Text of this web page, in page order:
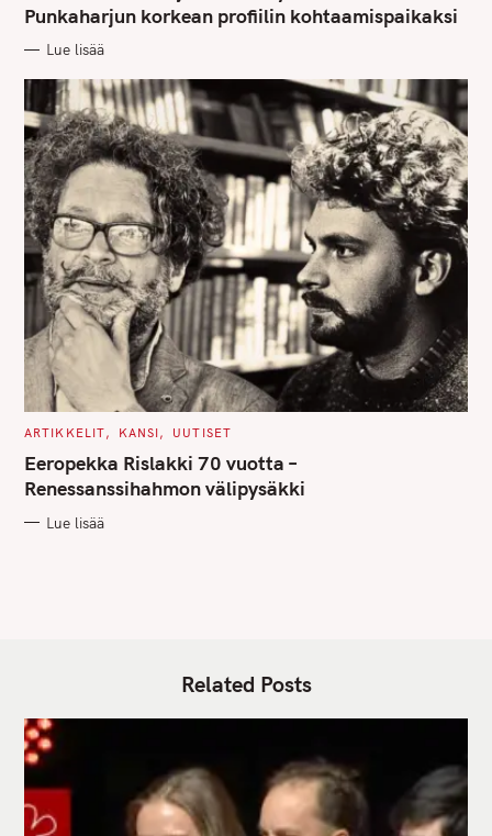
G
O
I
S
Punkaharjun korkean profiilin kohtaamispaikaksi
Lue lisää
C
T
E
G
O
I
ARTIKKELIT KANSI UUTISET
Eeropekka Rislakki 70 vuotta –
Renessanssihahmon välipysäkki
Lue lisää
Related Posts